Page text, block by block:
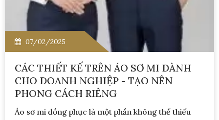
07/02/2025
CÁC THIẾT KẾ TRÊN ÁO SƠ MI DÀNH
CHO DOANH NGHIỆP - TẠO NÊN
PHONG CÁCH RIÊNG
Áo sơ mi đồng phục là một phần không thể thiếu